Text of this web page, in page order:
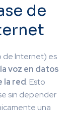
de
de Internet) es
voz en datos
la red. Esto
sin depender
una